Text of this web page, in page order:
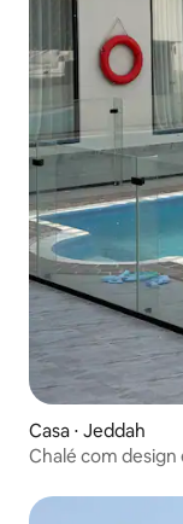
Casa ⋅ Jeddah
Chalé com